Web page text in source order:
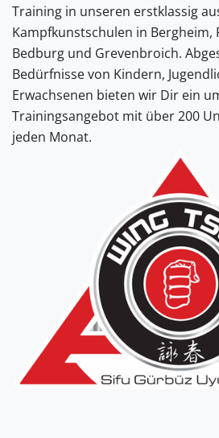
Training in unseren erstklassig
Kampfkunstschulen in Bergheim,
Bedburg und Grevenbroich.
Bedürfnisse von Kindern,
Erwachsenen bieten wir Dir ein
Trainingsangebot mit über 200
jeden Monat.